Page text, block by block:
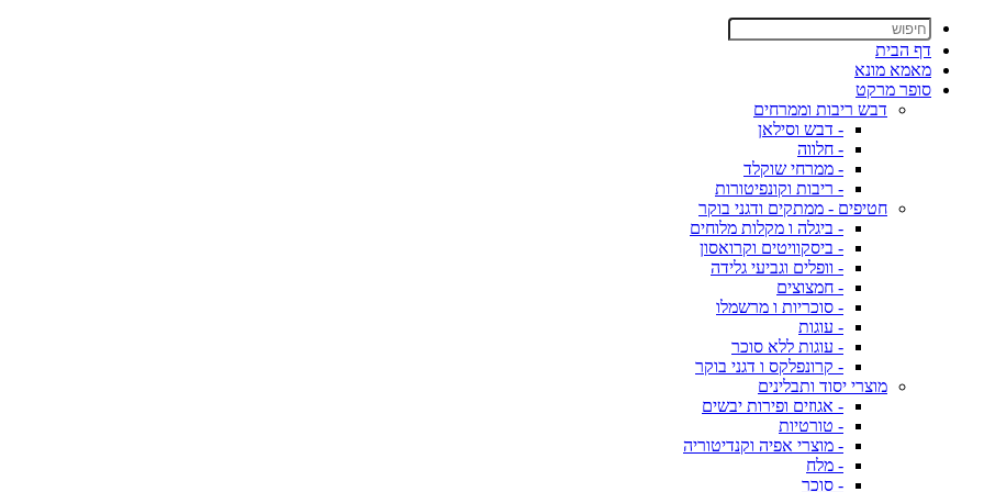
דף הבית
מאמא מונא
סופר מרקט
דבש ריבות וממרחים
- דבש וסילאן
- חלווה
- ממרחי שוקלד
- ריבות וקונפיטורות
חטיפים - ממתקים ודגני בוקר
- ביגלה ו מקלות מלוחים
- ביסקוויטים וקרואסון
- וופלים וגביעי גלידה
- חמצוצים
- סוכריות ו מרשמלו
- עוגות
- עוגות ללא סוכר
- קרונפלקס ו דגני בוקר
מוצרי יסוד ותבלינים
- אגוזים ופירות יבשים
- טורטיות
- מוצרי אפיה וקנדיטוריה
- מלח
- סוכר